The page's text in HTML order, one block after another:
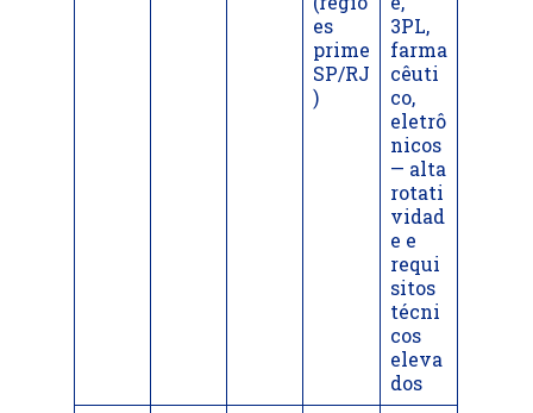
es
prime
SP/RJ
)
3PL,
farma
cêuti
co,
eletrô
nicos
— alta
rotati
vidad
e e
requi
sitos
técni
cos
eleva
dos